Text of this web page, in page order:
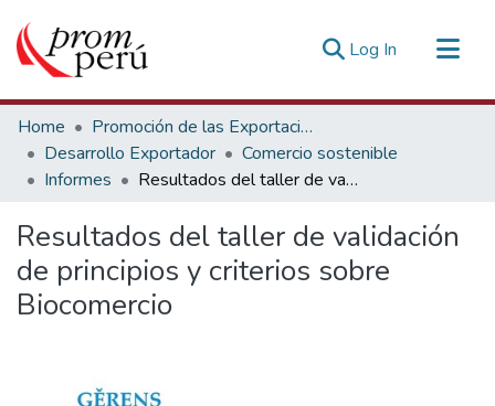
Log In (current)
Communities & Collections
All of DSpace
Statistics
Home
Promoción de las Exportaciones
Desarrollo Exportador
Comercio sostenible
Informes
Resultados del taller de validación de principios y criterios sobre Biocomercio
Resultados del taller de validación
de principios y criterios sobre
Biocomercio